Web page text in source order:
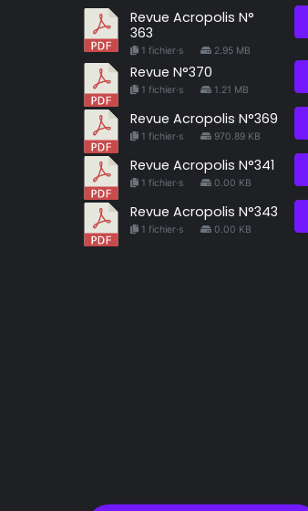
Revue Acropolis N°
363
1 fichier·s 2.95 MB
Revue N°370
1 fichier·s 1.21 MB
Revue Acropolis N°369
1 fichier·s 970.89 KB
Revue Acropolis N°341
1 fichier·s 0.00 KB
Revue Acropolis N°343
1 fichier·s 0.00 KB